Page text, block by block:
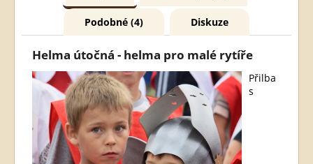
Podobné (4) Diskuze
Helma útočná - helma pro malé rytíře
Přilba
s